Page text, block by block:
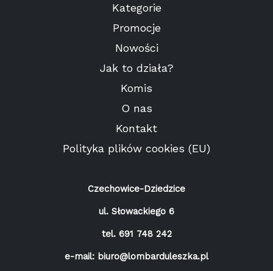
Kategorie
Promocje
Nowości
Jak to działa?
Komis
O nas
Kontakt
Polityka plików cookies (EU)
Czechowice-Dziedzice
ul. Słowackiego 6
tel. 691 748 242
e-mail: biuro@lombarduleszka.pl